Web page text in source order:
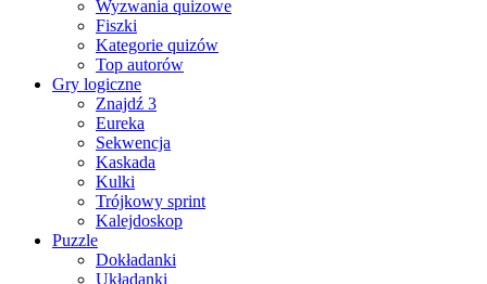
Wyzwania quizowe
Fiszki
Kategorie quizów
Top autorów
Gry logiczne
Znajdź 3
Eureka
Sekwencja
Kaskada
Kulki
Trójkowy sprint
Kalejdoskop
Puzzle
Dokładanki
Układanki